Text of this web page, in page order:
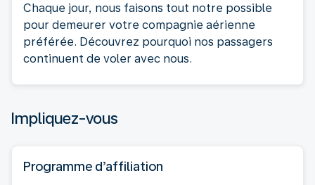
Chaque jour, nous faisons tout notre possible
pour demeurer votre compagnie aérienne
préférée. Découvrez pourquoi nos passagers
continuent de voler avec nous.
Impliquez-vous
Programme d’affiliation